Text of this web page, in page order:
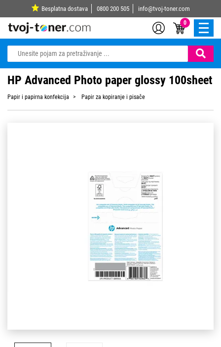
Besplatna dostava 0800 200 505 info@tvoj-toner.com
0
HP Advanced Photo paper glossy 100sheet
Papir i papirna konfekcija Papir za kopiranje i pisače